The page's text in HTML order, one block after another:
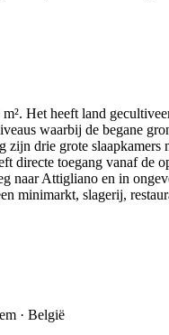
Het heeft land
waarbij de begane
drie grote
directe toegang vanaf
naar Attigliano en in
minimarkt, slagerij,
· België